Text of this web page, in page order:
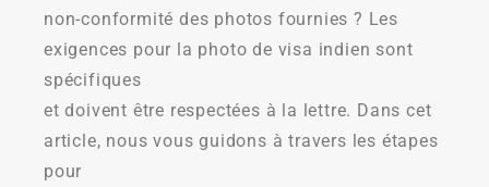
non-conformité des photos fournies ? Les
exigences pour la photo de visa indien sont
spécifiques
et doivent être respectées à la lettre. Dans cet
article, nous vous guidons à travers les étapes
pour